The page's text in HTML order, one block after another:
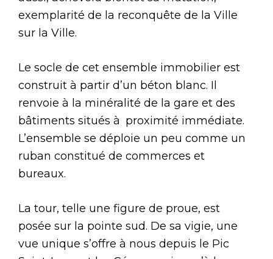
exemplarité de la reconquête de la Ville
sur la Ville.
Le socle de cet ensemble immobilier est
construit à partir d’un béton blanc. Il
renvoie à la minéralité de la gare et des
bâtiments situés à proximité immédiate.
L’ensemble se déploie un peu comme un
ruban constitué de commerces et
bureaux.
La tour, telle une figure de proue, est
posée sur la pointe sud. De sa vigie, une
vue unique s’offre à nous depuis le Pic